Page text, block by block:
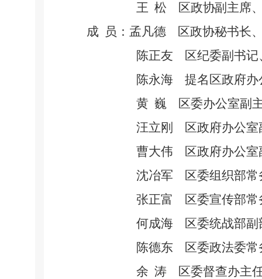
王 松 区政协副主席
成
员：孟凡德
区政协秘书长
陈正友
区纪委副书
陈永海
提名区政府
黄 巍
区委办公室副
汪立刚
区政府办公
曹大伟
区政府办公
沈冶军
区委组织部
张正富
区委宣传部
何成海
区委统战部
陈德东
区委政法委
余 涛
区委督查办主